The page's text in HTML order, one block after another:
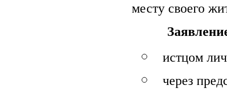
месту своего
истцом
через